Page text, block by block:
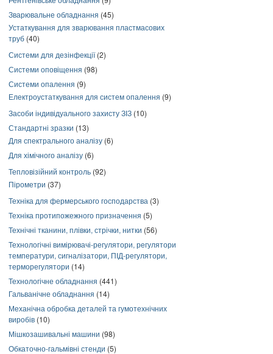
Зварювальне обладнання (45)
Устаткування для зварювання пластмасових
труб (40)
Системи для дезінфекції(2)
Системи оповіщення (98)
Системи опалення (9)
Електроустаткування для систем опалення (9)
Засоби індивідуального захисту ЗІЗ (10)
Стандартні зразки (13)
Для спектрального аналізу (6)
Для хімічного аналізу (6)
Тепловізійний контроль (92)
Пірометри (37)
Техніка для фермерського господарства (3)
Техніка протипожежного призначення (5)
Технічні тканини, плівки, стрічки, нитки (56)
Технологічні вимірювачі-регулятори, регулятори
температури, сигналізатори, ПІД-регулятори,
терморегулятори (14)
Технологічне обладнання (441)
Гальванічне обладнання (14)
Механічна обробка деталей та гумотехнічних
виробів (10)
Мішкозашивальні машини (98)
Обкаточно-гальмівні стенди (5)